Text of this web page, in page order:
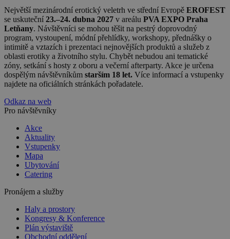
Největší mezinárodní erotický veletrh ve střední Evropě EROFEST
se uskuteční 23.–24. dubna 2027 v areálu PVA EXPO Praha
Letňany. Návštěvníci se mohou těšit na pestrý doprovodný
program, vystoupení, módní přehlídky, workshopy, přednášky o
intimitě a vztazích i prezentaci nejnovějších produktů a služeb z
oblasti erotiky a životního stylu. Chybět nebudou ani tematické
zóny, setkání s hosty z oboru a večerní afterparty. Akce je určena
dospělým návštěvníkům starším 18 let. Více informací a vstupenky
najdete na oficiálních stránkách pořadatele.
Odkaz na web
Pro návštěvníky
Akce
Aktuality
Vstupenky
Mapa
Ubytování
Catering
Pronájem a služby
Haly a prostory
Kongresy & Konference
Plán výstaviště
Obchodní oddělení